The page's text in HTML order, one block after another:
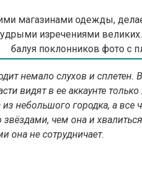
магазинами одежды,
изречениями
балуя поклонников фото с
немало слухов и
видят в ее аккаунте
небольшого городка, а
чем она и
она не сотрудничает.